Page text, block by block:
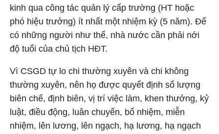
kinh qua công tác quản lý cấp trường (HT hoặc
phó hiệu trưởng) ít nhất một nhiệm kỳ (5 năm). Để
có những người như thế, nhà nước cần phải nới
độ tuổi của chủ tịch HĐT.
Vì CSGD tự lo chi thường xuyên và chi không
thường xuyên, nên họ được quyết định số lượng
biên chế, định biên, vị trí việc làm, khen thưởng, kỷ
luật, điều động, luân chuyển, bổ nhiệm, miễn
nhiệm, lên lương, lên ngạch, hạ lương, hạ ngạch